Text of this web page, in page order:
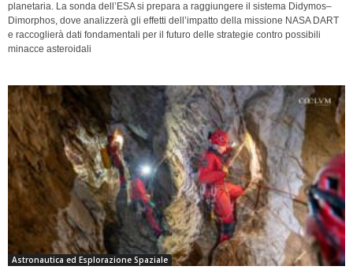
planetaria. La sonda dell’ESA si prepara a raggiungere il sistema Didymos–
Dimorphos, dove analizzerà gli effetti dell’impatto della missione NASA DART
e raccoglierà dati fondamentali per il futuro delle strategie contro possibili
minacce asteroidali
Astronautica ed Esplorazione Spaziale